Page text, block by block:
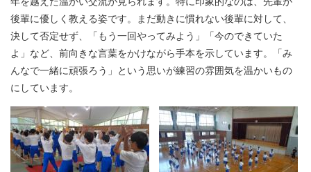
後輩に優しく教える姿です。まだ動きに慣れない後輩に対して、
決して否定せず、「もう一回やってみよう」「今のできていた
よ」など、前向きな言葉をかけながら手本を示しています。「み
んなで一緒に頑張ろう」という思いが練習の雰囲気を温かいもの
にしています。